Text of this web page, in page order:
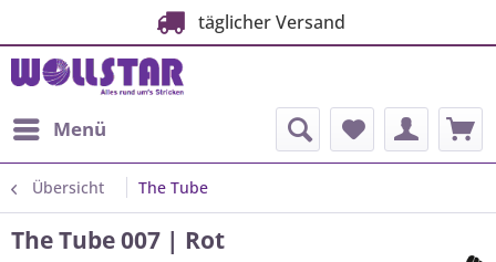
täglicher Versand
Menü
Übersicht The Tube
The Tube 007 | Rot